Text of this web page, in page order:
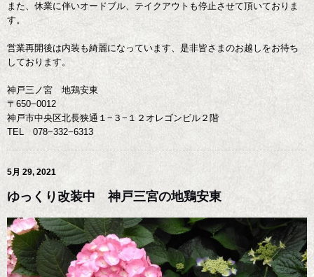
また、休業に伴いオードブル、テイクアウトも停止させて頂いておりま
す。
営業再開後は内装も綺麗になっています、是非皆さまのお越しをお待ち
しております。
神戸三ノ宮 地鶏安東
〒650−0012
神戸市中央区北長狭通１−３−１２オレゴンビル２階
TEL 078−332−6313
5月 29, 2021
ゆっくり改装中 神戸三宮の地鶏安東